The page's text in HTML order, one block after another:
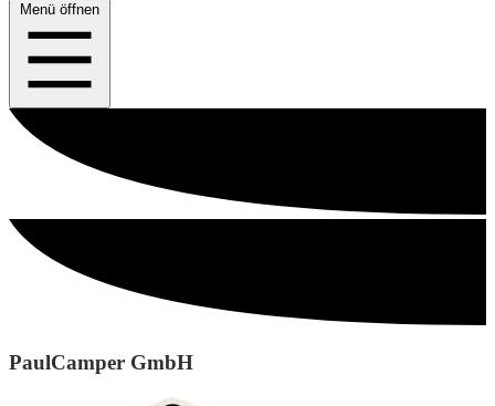
Menü öffnen
PaulCamper GmbH